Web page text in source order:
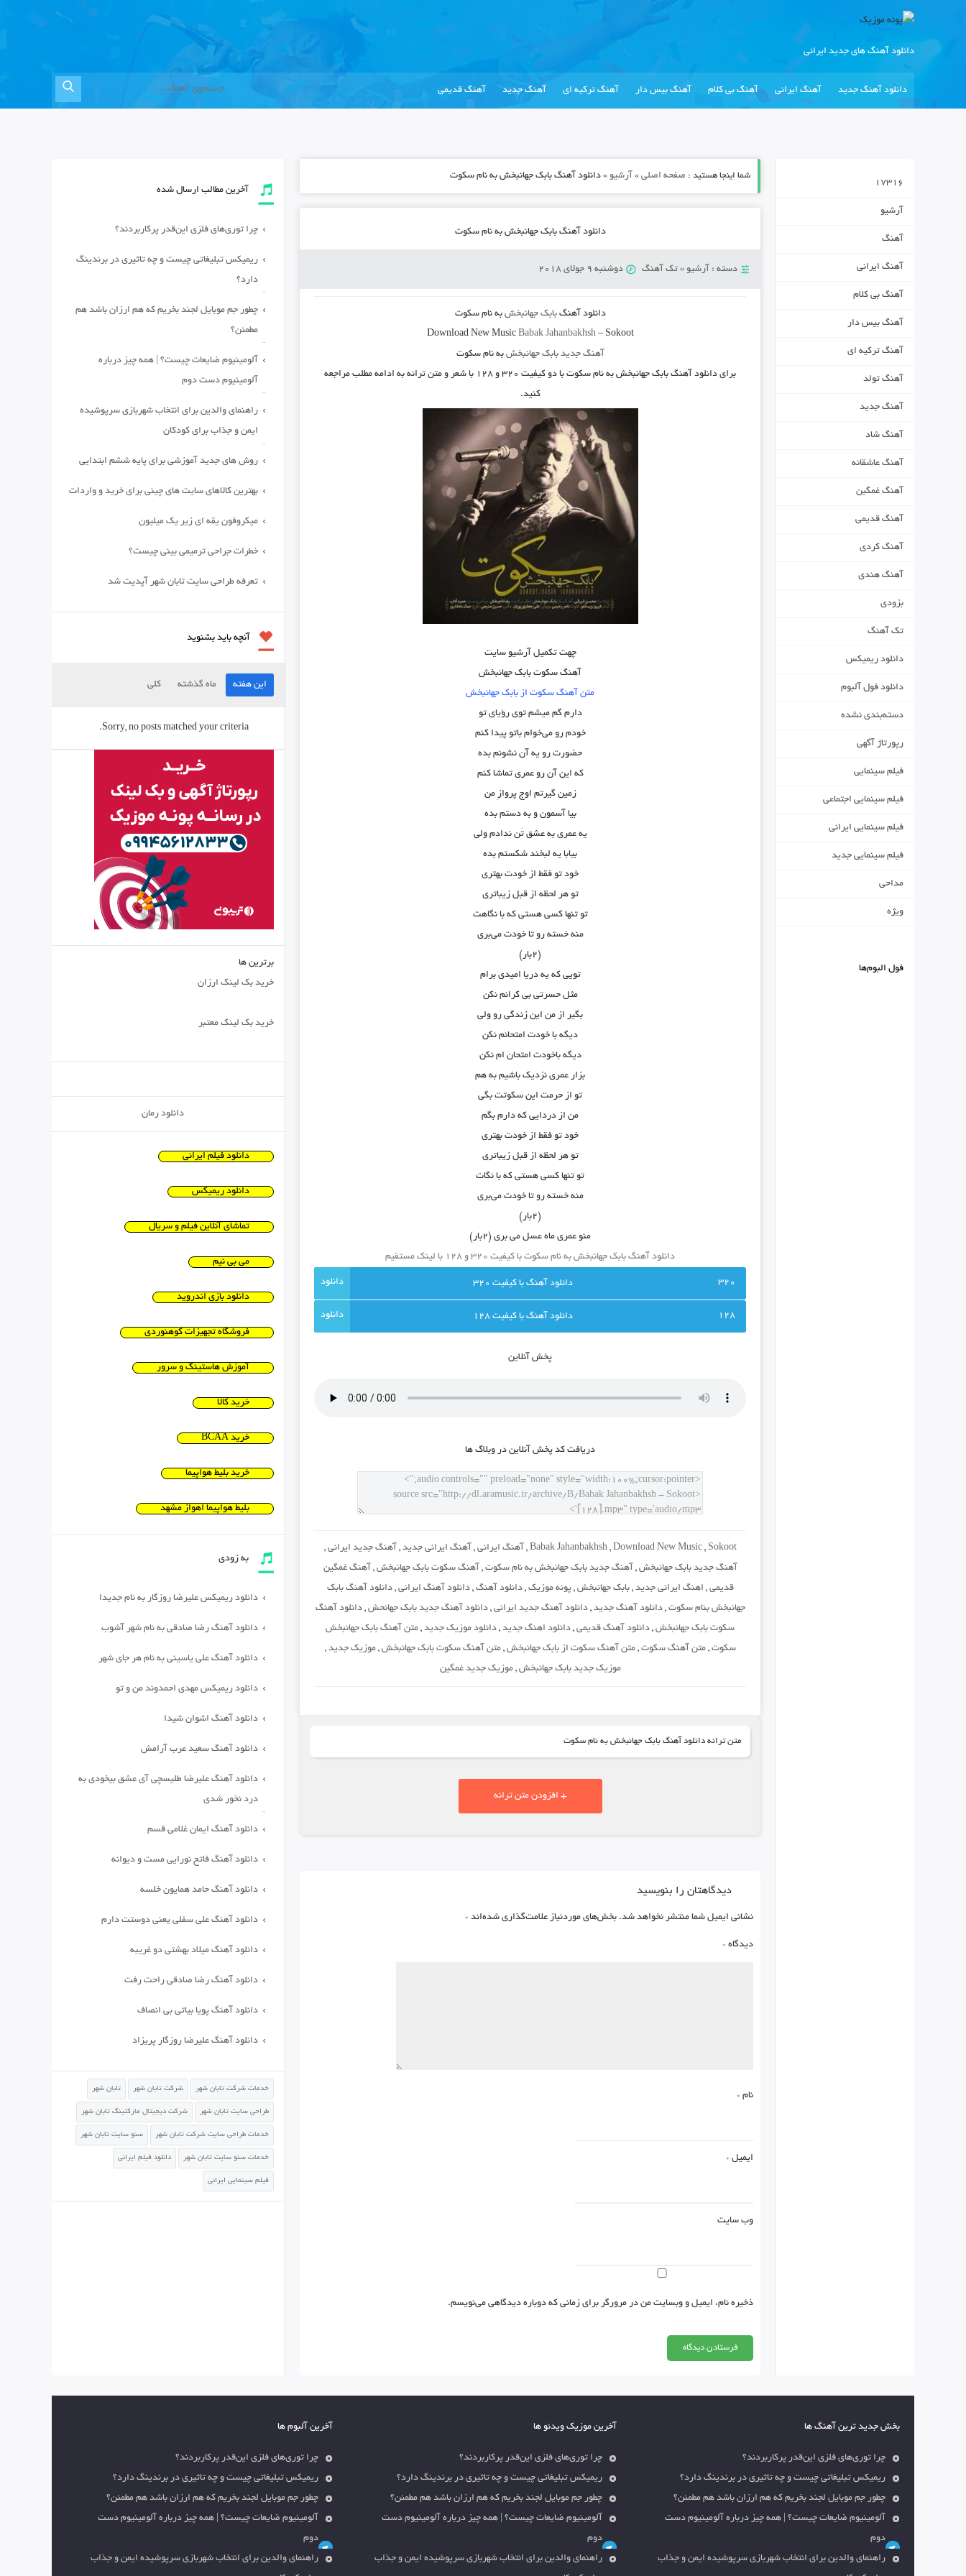
دانلود آهنگ های جدید ایرانی
دانلود آهنگ جدید آهنگ ایرانی آهنگ بی کلام آهنگ بیس دار آهنگ ترکیه ای آهنگ جدید آهنگ قدیمی
شما اینجا هستید : صفحه اصلی» آرشیو » دانلود آهنگ بابک جهانبخش به نام سکوت
دانلود آهنگ بابک جهانبخش به نام سکوت
دسته : آرشیو » تک آهنگ دوشنبه 9 جولای 2018
دانلود آهنگبابک جهانبخش به نامسکوت
Download New Music Babak Jahanbakhsh– Sokoot
آهنگ جدید بابک جهانبخش به نام سکوت
برای دانلودآهنگ بابک جهانبخش به نام سکوت
با دو کیفیت ۳۲۰ و ۱۲۸ با شعر و متن ترانه به ادامه مطلب مراجعه
کنید.
چهت تکمیل آرشیو سایت
آهنگ سکوت بابک جهانبخش
متن آهنگ سکوت از بابک جهانبخش
دارم گم میشم توی رؤیای تو
خودم رو می‌خوام باتو پیدا کنم
حضورت رو یه آن نشونم بده
که این آن رو عمری تماشا کنم
زمین گیرتم اوج پروازِ من
بیا آسمون و به دستم بده
یه عمری به عشق تَن ندادم ولی
بیابا یه لبخند شکستم بده
خود تو فقط از خودت بهتری
تو هر لحظه از قبل زیباتری
تو تنها کسی هستی که با نگاهت
منه خسته رو تا خودت می‌بری
(۲بار)
تویی که یه دریا امیدی برام
مثل حسرتی بی کرانم نکن
بگیر از من این زندگی رو ولی
دیگه با خودت امتحانم نکن
دیگه باخودت امتحان ام نکن
بزار عمری نزدیک باشیم به هم
تو از حرمت این سکوتت بگی
من از دردایی که دارم بگم
خود تو فقط از خودت بهتری
تو هر لحظه از قبل زیباتری
تو تنها کسی هستی که با نگات
منه خسته رو تا خودت می‌بری
(۲بار)
منو عمری ماه عسل می بری (۲بار)
دانلود آهنگ بابک جهانبخش به نام سکوت با کیفیت ۳۲۰ و ۱۲۸ با لینک مستقیم
320 دانلود آهنگ با کيفيت 320
128 دانلود آهنگ با کيفيت 128
پخش آنلاين
دريافت کد پخش آنلاين در وبلاگ ها
Babak Jahanbakhsh, Download New Music, Sokoot
, آهنگ ایرانی , آهنگ ایرانی جدید , آهنگ جدید ایرانی ,
آهنگ جدید بابک جهانبخش , آهنگ جدید بابک جهانبخش به نام سکوت , آهنگ سکوت بابک جهانبخش , آهنگ غمگین
قدیمی , اهنگ ایرانی جدید ,بابک جهانبخش ,پونه موزیک ,دانلود آهنگ ,دانلود آهنگ ایرانی ,دانلود آهنگ بابک
جهانبخش بنام سکوت ,دانلود آهنگ جدید ,دانلود آهنگ جدید ایرانی ,دانلود آهنگ جدید بابک جهانحش ,دانلود آهنگ
سکوت بابک جهانبخش, دانلود آهنگ قدیمی, دانلود اهنگ جدید, دانلود موزیک جدید, متن آهنگ بابک جهانبخش
سکوت ,متن آهنگ سکوت ,متن آهنگ سکوت از بابک جهانبخش ,متن آهنگ سکوت بابک جهانبخش ,موزیک جدید ,
موزیک جدید بابک جهانبخش ,موزیک جدید غمگین
متن ترانه دانلود آهنگ بابک جهانبخش به نام سکوت
+ افزودن متن ترانه
دیدگاهتان را بنویسید
نشانی ایمیل شما منتشر نخواهد شد. بخش‌های موردنیاز علامت‌گذاری شده‌اند *
دیدگاه *
نام *
ایمیل *
وب‌ سایت
ذخیره نام، ایمیل و وبسایت من در مرورگر برای زمانی که دوباره دیدگاهی می‌نویسم.
17316
آرشیو
آهنگ
آهنگ ایرانی
آهنگ بی کلام
آهنگ بیس دار
آهنگ ترکیه ای
آهنگ تولد
آهنگ جدید
آهنگ شاد
آهنگ عاشقانه
آهنگ غمگین
آهنگ قدیمی
آهنگ کردی
آهنگ هندی
بزودی
تک آهنگ
دانلود ریمیکس
دانلود فول آلبوم
دسته‌بندی نشده
رپورتاژ آگهی
فیلم سینمایی
فیلم سینمایی اجتماعی
فیلم سینمایی ایرانی
فیلم سینمایی جدید
مداحی
ویژه
فول البوم‌ها
آخرین مطالب ارسال شده
چرا توری‌های فلزی این‌قدر پرکاربردند؟
ریمیکس تبلیغاتی چیست و چه تاثیری در برندینگ
دارد؟
چطور جم موبایل لجند بخریم که هم ارزان باشد هم
مطمئن؟
آلومینیوم ضایعات چیست؟ | همه چیز درباره
آلومینیوم دست دوم
راهنمای والدین برای انتخاب شهربازی سرپوشیده
ایمن و جذاب برای کودکان
روش های جدید آموزشی برای پایه ششم ابتدایی
بهترین کالاهای سایت های چینی برای خرید و واردات
میکروفون یقه ای زیر یک میلیون
خطرات جراحی ترمیمی بینی چیست؟
تعرفه طراحی سایت تابان شهر آپدیت شد
آنچه باید بشنوید
این هفته ماه گذشته کلی
Sorry, no posts matched your criteria.
برترین ها
خرید بک لینک ارزان
خرید بک لینک معتبر
دانلود رمان
دانلود فیلم ایرانی
دانلود ریمیکس
تماشای آنلاین فیلم و سریال
می بی نیم
دانلود بازی اندروید
فروشگاه تجهیزات کوهنوردی
آموزش هاستینگ و سرور
خرید کالا
خرید BCAA
خرید بلیط هواپیما
بلیط هواپیما اهواز مشهد
به زودی
دانلود ریمیکس علیرضا روزگار به نام جدیدا
دانلود آهنگ رضا صادقی به نام شهر آشوب
دانلود آهنگ علی یاسینی به نام هر جای شهر
دانلود ریمیکس مهدی احمدوند من و تو
دانلود آهنگ اشوان شیدا
دانلود آهنگ سعید عرب آرامش
دانلود آهنگ علیرضا طلیسچی آی عشق بیخودی به
درد نخور شدی
دانلود آهنگ ایمان غلامی قسم
دانلود آهنگ فاتح نورایی مست و دیوانه
دانلود آهنگ حامد همایون خلسه
دانلود آهنگ علی سفلی یعنی دوستت دارم
دانلود آهنگ میلاد بهشتی دو غریبه
دانلود آهنگ رضا صادقی راحت رفت
دانلود آهنگ پویا بیاتی بی انصاف
دانلود آهنگ علیرضا روزگار پریزاد
خدمات شرکت تابان شهر شرکت تابان شهر تابان شهر
طراحی سایت تابان شهر شرکت دیجیتال مارکتینگ تابان شهر
خدمات طراحی سایت شرکت تابان شهر سئو سایت تابان شهر
خدمات سئو سایت تابان شهر دانلود فیلم ایرانی
فیلم سینمایی ایرانی
بخش جدید ترین آهنگ ها
چرا توری‌های فلزی این‌قدر پرکاربردند؟
ریمیکس تبلیغاتی چیست و چه تاثیری در برندینگ دارد؟
چطور جم موبایل لجند بخریم که هم ارزان باشد هم مطمئن؟
آلومینیوم ضایعات چیست؟ | همه چیز درباره آلومینیوم دست
دوم
راهنمای والدین برای انتخاب شهربازی سرپوشیده ایمن و جذاب
آخرین موزیک ویدئو ها
چرا توری‌های فلزی این‌قدر پرکاربردند؟
ریمیکس تبلیغاتی چیست و چه تاثیری در برندینگ دارد؟
چطور جم موبایل لجند بخریم که هم ارزان باشد هم مطمئن؟
آلومینیوم ضایعات چیست؟ | همه چیز درباره آلومینیوم دست
دوم
راهنمای والدین برای انتخاب شهربازی سرپوشیده ایمن و جذاب
آخرین آلبوم ها
چرا توری‌های فلزی این‌قدر پرکاربردند؟
ریمیکس تبلیغاتی چیست و چه تاثیری در برندینگ دارد؟
چطور جم موبایل لجند بخریم که هم ارزان باشد هم مطمئن؟
آلومینیوم ضایعات چیست؟ | همه چیز درباره آلومینیوم دست
دوم
راهنمای والدین برای انتخاب شهربازی سرپوشیده ایمن و جذاب